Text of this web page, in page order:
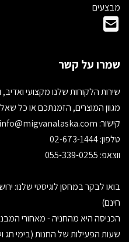
מבצעים
שמרו על קשר
שירות הלקוחות שלנו מקצועי
מגוון המוצרים, הזמנתכם או כל
קישור:
טלפון: 02-673-1444
ווצאפ: 055-339-0255
חינם)
הכניסה היא מהחניה - מאחורי
שעות הפעילות של החנות (בימי חג